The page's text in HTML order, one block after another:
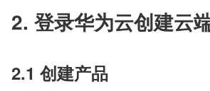
2. 登录华为云创建云
2.1 创建产品